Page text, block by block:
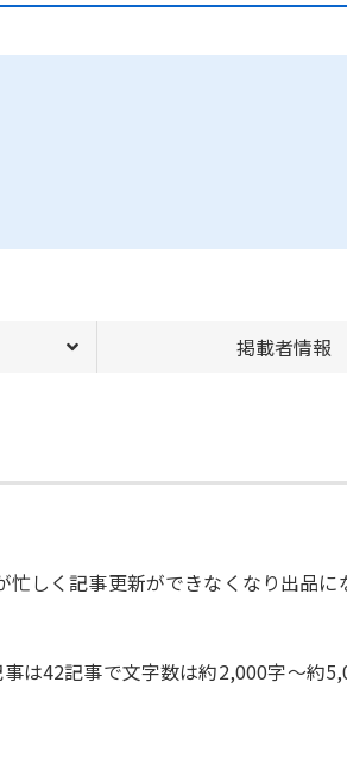
掲載者情報
しく記事更新ができなくなり出品に
は42記事で文字数は約2,000字〜約